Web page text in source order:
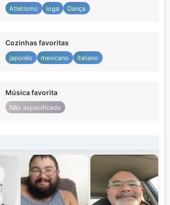
Atletismo Ioga Dança
Cozinhas favoritas
japonês mexicano italiano
Música favorita
Não especificado